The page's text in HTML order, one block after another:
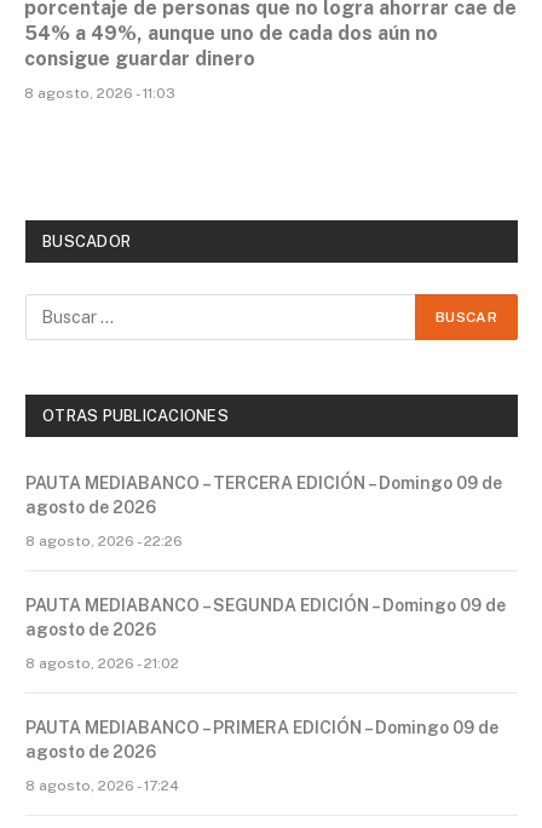
porcentaje de personas que no logra ahorrar cae de
54% a 49%, aunque uno de cada dos aún no
consigue guardar dinero
8 agosto, 2026 - 11:03
BUSCADOR
OTRAS PUBLICACIONES
PAUTA MEDIABANCO – TERCERA EDICIÓN – Domingo 09 de
agosto de 2026
8 agosto, 2026 - 22:26
PAUTA MEDIABANCO – SEGUNDA EDICIÓN – Domingo 09 de
agosto de 2026
8 agosto, 2026 - 21:02
PAUTA MEDIABANCO – PRIMERA EDICIÓN – Domingo 09 de
agosto de 2026
8 agosto, 2026 - 17:24